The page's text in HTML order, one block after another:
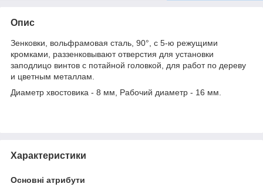
Опис
Зенковки, вольфрамовая сталь, 90°, с 5-ю режущими
кромками, раззенковывают отверстия для установки
заподлицо винтов с потайной головкой, для работ по дереву
и цветным металлам.
Диаметр хвостовика - 8 мм, Рабочий диаметр - 16 мм.
Характеристики
Основні атрибути